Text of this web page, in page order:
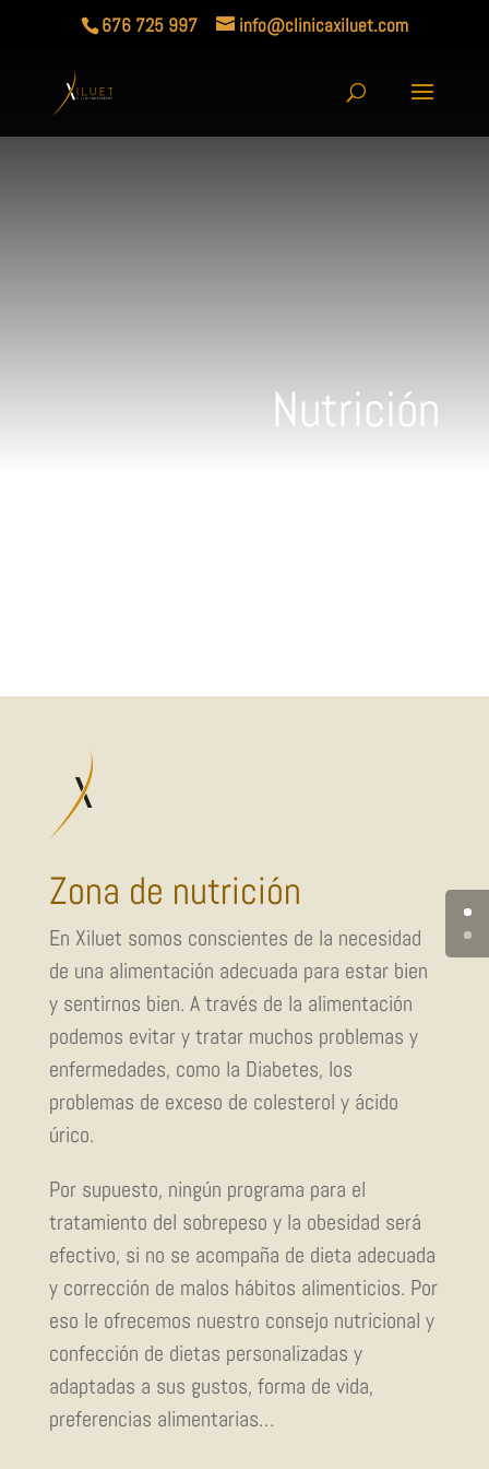
676 725 997 info@clinicaxiluet.com
Nutrición
Zona de nutrición
En Xiluet somos conscientes de la necesidad
de una alimentación adecuada para estar bien
y sentirnos bien. A través de la alimentación
podemos evitar y tratar muchos problemas y
enfermedades, como la Diabetes, los
problemas de exceso de colesterol y ácido
úrico.
Por supuesto, ningún programa para el
tratamiento del sobrepeso y la obesidad será
efectivo, si no se acompaña de dieta adecuada
y corrección de malos hábitos alimenticios. Por
eso le ofrecemos nuestro consejo nutricional y
confección de dietas personalizadas y
adaptadas a sus gustos, forma de vida,
preferencias alimentarias…